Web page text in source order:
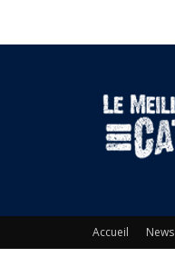
Accueil News